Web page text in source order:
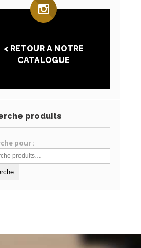
< RETOUR A NOTRE
CATALOGUE
produits
pour :